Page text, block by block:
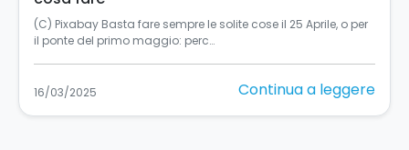
Turismo accessibile in Sicilia: un’esperienza per tutti La
Sicilia, si sa, è una terra in…
11/03/2025 Continua a leggere